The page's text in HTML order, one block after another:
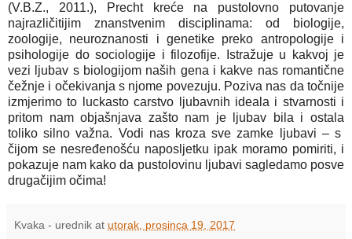
(V.B.Z., 2011.), Precht kreće na pustolovno putovanje
najrazličitijim znanstvenim disciplinama: od biologije,
zoologije, neuroznanosti i genetike preko antropologije i
psihologije do sociologije i filozofije. Istražuje u kakvoj je
vezi ljubav s biologijom naših gena i kakve nas romantične
čežnje i očekivanja s njome povezuju. Poziva nas da točnije
izmjerimo to luckasto carstvo ljubavnih ideala i stvarnosti i
pritom nam objašnjava zašto nam je ljubav bila i ostala
toliko silno važna. Vodi nas kroza sve zamke ljubavi – s
čijom se nesređenošću naposljetku ipak moramo pomiriti, i
pokazuje nam kako da pustolovinu ljubavi sagledamo posve
drugačijim očima!
Kvaka - urednik at utorak, prosinca 19, 2017